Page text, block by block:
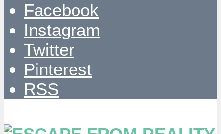
Facebook
Instagram
Twitter
Pinterest
RSS